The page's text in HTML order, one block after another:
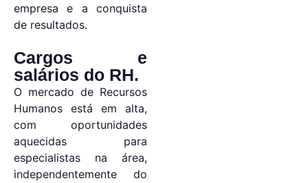
empresa e a conquista
de resultados.
Cargos e
salários do RH.
O mercado de Recursos
Humanos está em alta,
com oportunidades
aquecidas para
especialistas na área,
independentemente do